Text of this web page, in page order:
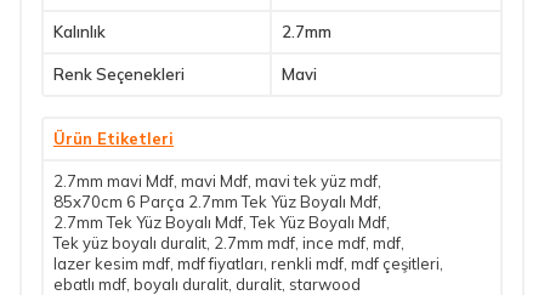
Kalınlık 2.7mm
Renk Seçenekleri Mavi
Ürün Etiketleri
2.7mm mavi Mdf mavi Mdf mavi tek yüz mdf
85x70cm 6 Parça 2.7mm Tek Yüz Boyalı Mdf
2.7mm Tek Yüz Boyalı Mdf ,Tek Yüz Boyalı Mdf
Tek yüz boyalı duralit 2.7mm mdf ince mdf mdf
lazer kesim mdf mdf fiyatları renkli mdf mdf çeşitleri
ebatlı mdf boyalı duralit duralit starwood